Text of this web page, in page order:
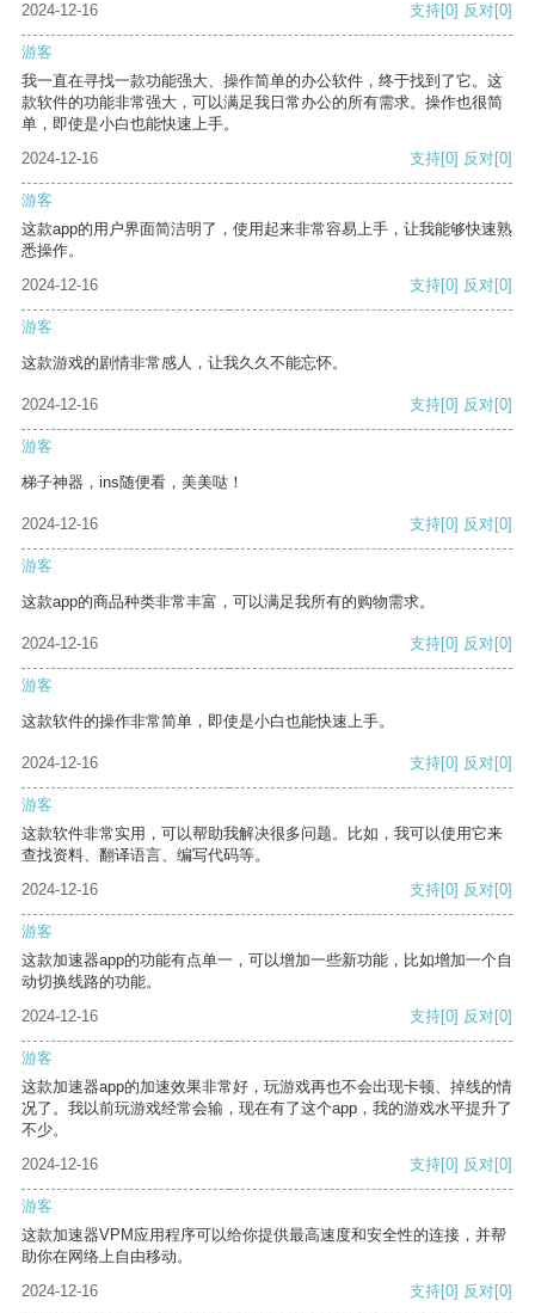
2024-12-16 支持[0] 反对[0]
游客
我一直在寻找一款功能强大、操作简单的办公软件，终于找到了它。这
款软件的功能非常强大，可以满足我日常办公的所有需求。操作也很简
单，即使是小白也能快速上手。
2024-12-16
支持[0] 反对[0]
游客
这款app的用户界面简洁明了，使用起来非常容易上手，让我能够快速熟
悉操作。
2024-12-16
支持[0] 反对[0]
游客
这款游戏的剧情非常感人，让我久久不能忘怀。
2024-12-16 支持[0] 反对[0]
游客
梯子神器，ins随便看，美美哒！
2024-12-16 支持[0] 反对[0]
游客
这款app的商品种类非常丰富，可以满足我所有的购物需求。
2024-12-16 支持[0] 反对[0]
游客
这款软件的操作非常简单，即使是小白也能快速上手。
2024-12-16 支持[0] 反对[0]
游客
这款软件非常实用，可以帮助我解决很多问题。比如，我可以使用它来
查找资料、翻译语言、编写代码等。
2024-12-16
支持[0] 反对[0]
游客
这款加速器app的功能有点单一，可以增加一些新功能，比如增加一个自
动切换线路的功能。
2024-12-16
支持[0] 反对[0]
游客
这款加速器app的加速效果非常好，玩游戏再也不会出现卡顿、掉线的情
况了。我以前玩游戏经常会输，现在有了这个app，我的游戏水平提升了
不少。
2024-12-16
支持[0] 反对[0]
游客
这款加速器VPM应用程序可以给你提供最高速度和安全性的连接，并帮
助你在网络上自由移动。
2024-12-16
支持[0] 反对[0]